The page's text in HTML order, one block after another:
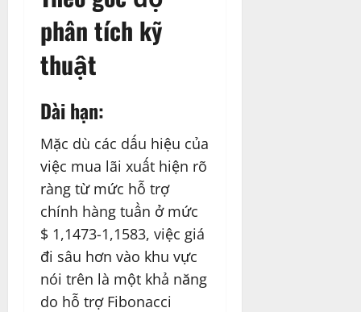
phân tích kỹ
thuật
Dài hạn:
Mặc dù các dấu hiệu của
việc mua lãi xuất hiện rõ
ràng từ mức hỗ trợ
chính hàng tuần ở mức
$ 1,1473-1,1583, việc giá
đi sâu hơn vào khu vực
nói trên là một khả năng
do hỗ trợ Fibonacci